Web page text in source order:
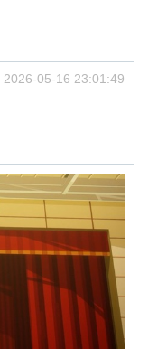
2026-05-16 23:01:49